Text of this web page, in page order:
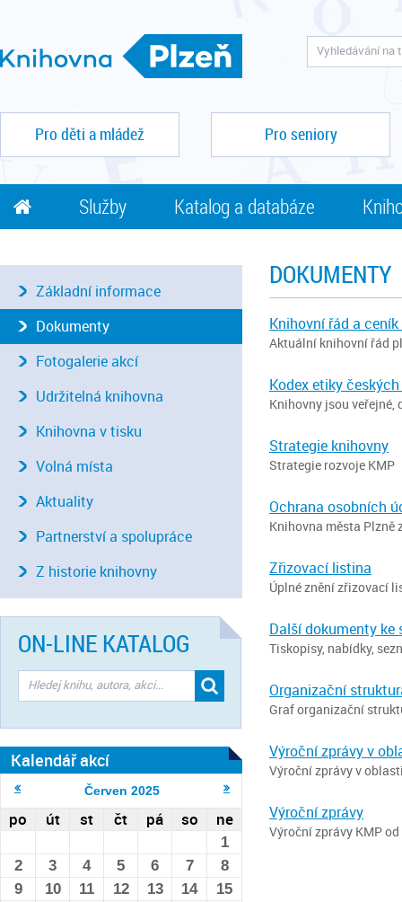
Pro děti a mládež Pro seniory
Služby Katalog a databáze
DOKUMENTY
Knihovní řád a
Aktuální knihovní řád
Kodex etiky
Knihovny jsou
Strategie knihovny
Strategie rozvoje KMP
Ochrana osobních
Knihovna města Plzně
Zřizovací listina
Úplné znění zřizovací
Další dokumenty ke
Tiskopisy, nabídky,
Organizační
Graf organizační
Výroční zprávy v
Výroční zprávy v
Výroční zprávy
Výroční zprávy KMP
Základní informace
Dokumenty
Fotogalerie akcí
Udržitelná knihovna
Knihovna v tisku
Volná místa
Aktuality
Partnerství a spolupráce
Z historie knihovny
ON-LINE KATALOG
Kalendář akcí
Červen 2025
po út st čt pá so ne
1
2
3 4 5 6 7
8
9
10 11 12 13 14
15